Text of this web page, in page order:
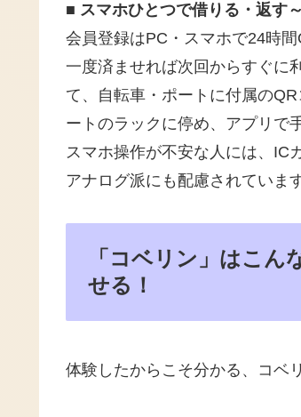
■ スマホひとつで借りる・返す
会員登録はPC・スマホで24時
一度済ませれば次回からすぐに
て、自転車・ポートに付属の
ートのラックに停め、アプリで
スマホ操作が不安な人には、IC
アナログ派にも配慮されています
「コベリン」はこん
せる！
体験したからこそ分かる、コベ